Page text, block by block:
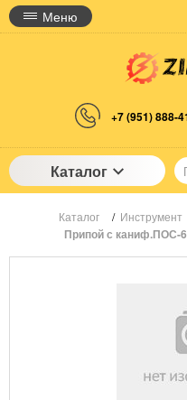
Меню
+7 (951) 888-
Каталог
Каталог / Инструмент
Припой с каниф.ПОС-